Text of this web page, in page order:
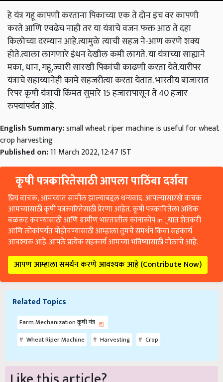
हे यंत्र गहू कापणी करताना पिकाच्या एक ते दोन इंच वर कापणी
करते आणि एवढेच नाही तर या यंत्राचे वजन फक्त आठ ते दहा
किलोच्या दरम्यान आहे.त्यामुळे त्याची सहज ने-आण करणे शक्य
होते.त्याला लागणारे इंधन देखील कमी लागते. या यंत्राच्या साह्याने
मका, धान, गहू,ज्वारी सारखी पिकांची काढणी करता येते.यारीपर
यंत्राचे सहाय्यानेही कामे सहजरीत्या करता येतात. भारतीय बाजारात
रिपर कृषी यंत्राची किंमत सुमारे 15 हजारापासून ते 40 हजार
रुपयांपर्यंत आहे.
English Summary:small wheat riper machine is useful for wheat
crop harvesting
Published on:11 March 2022, 12:47 IST
कृषी पत्रकारितेसाठी आपला पाठिंबा दर्शवा
प्रिय वाचक, आमच्यात सामील झाल्याबद्दल धन्यवाद. आपल्यासारखे वाचक
आमच्यासाठी कृषी पत्रकारितेसाठी प्रेरणा आहेत. कृषी पत्रकारितेला अधिक
बळकट करण्यासाठी आणि ग्रामीण भारतातील कानाकोप in्यात शेतकरी
आणि लोकांपर्यंत पोहोचण्यासाठी आम्हाला तुमचे समर्थन किंवा सहकार्य
आवश्यक आहे. आपले प्रत्येक सहकार्य आमच्या भविष्यासाठी मोलाचे आहे.
आपण आम्हाला समर्थन करणे आवश्यक आहे (Contribute Now)
Related Topics
Farm Mechanization कृषी यंत्र
Wheat Riper Machine
Harvesting Crop